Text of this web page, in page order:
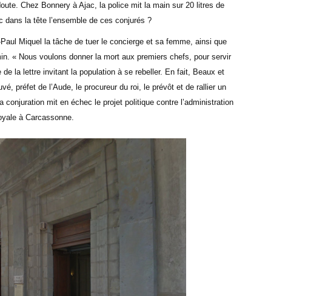
Chez Bonnery à Ajac, la police mit la main sur 20 litres de
dans la tête l’ensemble de ces conjurés ?
Miquel la tâche de tuer le concierge et sa femme, ainsi que
« Nous voulons donner la mort aux premiers chefs, pour servir
la lettre invitant la population à se rebeller. En fait, Beaux et
préfet de l’Aude, le procureur du roi, le prévôt et de rallier un
conjuration mit en échec le projet politique contre l’administration
à Carcassonne.